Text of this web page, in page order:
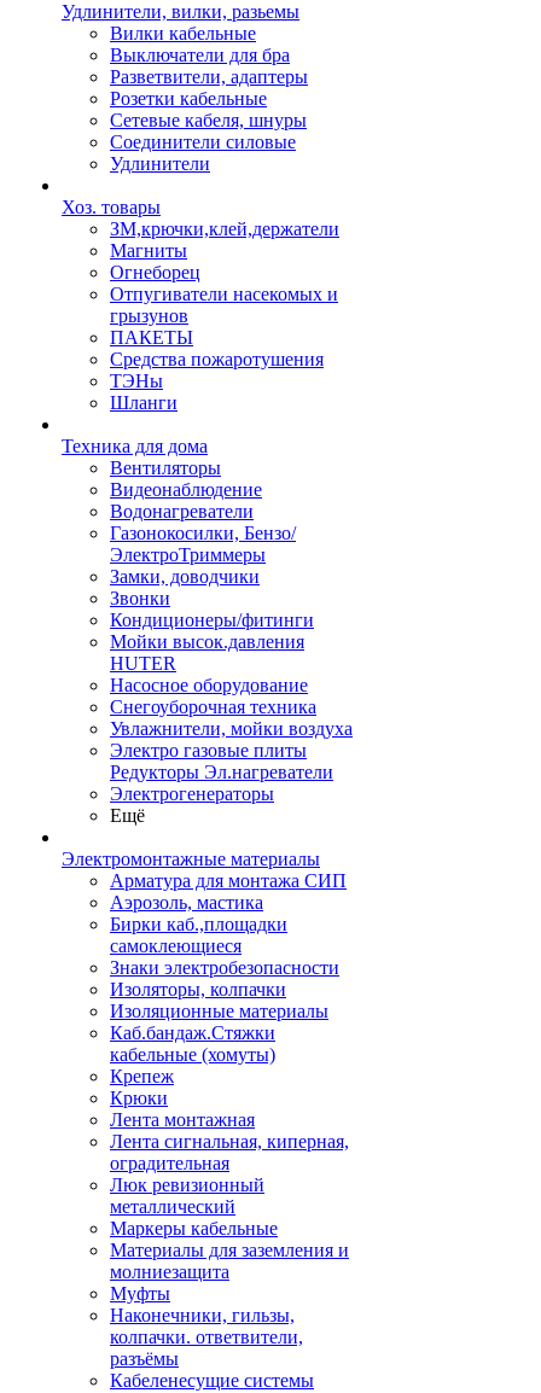
Удлинители, вилки, разьемы
Вилки кабельные
Выключатели для бра
Разветвители, адаптеры
Розетки кабельные
Сетевые кабеля, шнуры
Соединители силовые
Удлинители
Хоз. товары
ЗМ,крючки,клей,держатели
Магниты
Огнеборец
Отпугиватели насекомых и
грызунов
ПАКЕТЫ
Средства пожаротушения
ТЭНы
Шланги
Техника для дома
Вентиляторы
Видеонаблюдение
Водонагреватели
Газонокосилки, Бензо/
ЭлектроТриммеры
Замки, доводчики
Звонки
Кондиционеры/фитинги
Мойки высок.давления
HUTER
Насосное оборудование
Снегоуборочная техника
Увлажнители, мойки воздуха
Электро газовые плиты
Редукторы Эл.нагреватели
Электрогенераторы
Ещё
Электромонтажные материалы
Арматура для монтажа СИП
Аэрозоль, мастика
Бирки каб.,площадки
самоклеющиеся
Знаки электробезопасности
Изоляторы, колпачки
Изоляционные материалы
Каб.бандаж.Стяжки
кабельные (хомуты)
Крепеж
Крюки
Лента монтажная
Лента сигнальная, киперная,
оградительная
Люк ревизионный
металлический
Маркеры кабельные
Материалы для заземления и
молниезащита
Муфты
Наконечники, гильзы,
колпачки. ответвители,
разъёмы
Кабеленесущие системы